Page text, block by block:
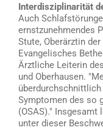
Interdisziplinarität
Auch
ernstzunehmendes
Stute, Oberärztin
Evangelisches
Ärztliche Leiterin
und Oberhausen.
Symptomen des so
(OSAS)." Insgesamt
unter dieser